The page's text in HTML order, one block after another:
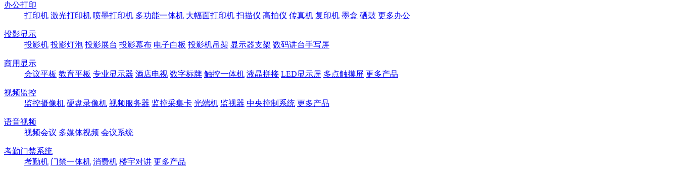
办公打印
打印机 激光打印机 喷墨打印机 多功能一体机 大幅面打印机 扫描仪 高拍仪 传真机 复印机 墨盒 硒鼓 更多办公
投影显示
投影机 投影灯泡 投影展台 投影幕布 电子白板 投影机吊架 显示器支架 数码讲台手写屏
商用显示
会议平板 教育平板 专业显示器 酒店电视 数字标牌 触控一体机 液晶拼接 LED显示屏 多点触摸屏 更多产品
视频监控
监控摄像机 硬盘录像机 视频服务器 监控采集卡 光端机 监视器 中央控制系统 更多产品
语音视频
视频会议 多媒体视频 会议系统
考勤门禁系统
考勤机 门禁一体机 消费机 楼宇对讲 更多产品